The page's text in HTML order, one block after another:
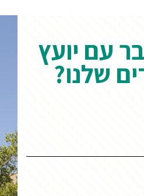
עם יועץ
שלנו?